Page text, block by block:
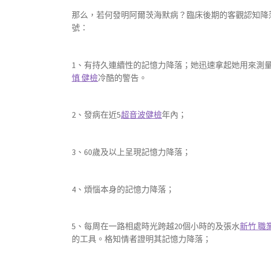
那么，若何發明阿爾茨海默病？臨床後期的客觀認知
號：
1、有持久連續性的記憶力降落；她迅速拿起她用來
慎 健檢冷酷的警告。
2、發病在近5超音波健檢年內；
3、60歲及以上呈現記憶力降落；
4、煩惱本身的記憶力降落；
5、每周在一路相處時光跨越20個小時的及張水新竹 職
的工具。格知情者證明其記憶力降落；